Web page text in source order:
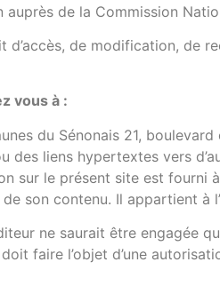
auprès de la Commission
d’accès, de modification,
vous à :
du Sénonais 21,
des liens hypertextes vers
sur le présent site est fourni
son contenu. Il appartient à
ne saurait être engagée
faire l’objet d’une